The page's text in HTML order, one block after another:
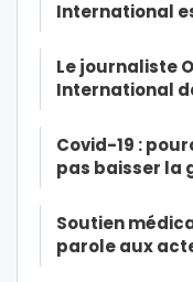
International
Le journaliste
International
Covid-19 :
pas baisser la
Soutien
parole aux